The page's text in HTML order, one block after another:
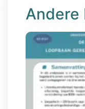
Andere